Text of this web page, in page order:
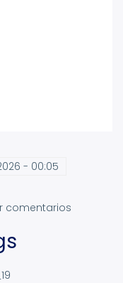
- 00:05
comentarios